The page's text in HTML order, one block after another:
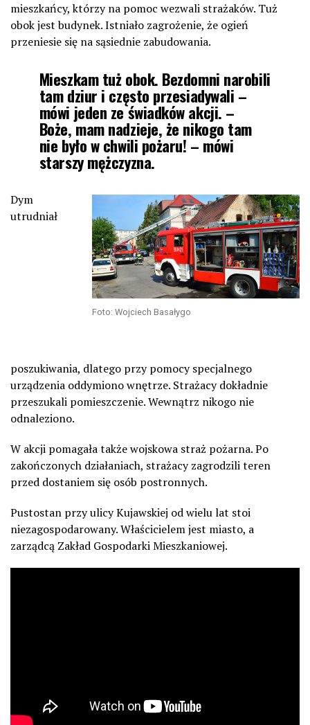
mieszkańcy, którzy na pomoc wezwali strażaków. Tuż
obok jest budynek. Istniało zagrożenie, że ogień
przeniesie się na sąsiednie zabudowania.
Mieszkam tuż obok. Bezdomni narobili
tam dziur i często przesiadywali –
mówi jeden ze świadków akcji. –
Boże, mam nadzieje, że nikogo tam
nie było w chwili pożaru! – mówi
starszy mężczyzna.
Foto: Wojciech Basałygo
Dym
utrudniał
poszukiwania, dlatego przy pomocy specjalnego
urządzenia oddymiono wnętrze. Strażacy dokładnie
przeszukali pomieszczenie. Wewnątrz nikogo nie
odnaleziono.
W akcji pomagała także wojskowa straż pożarna. Po
zakończonych działaniach, strażacy zagrodzili teren
przed dostaniem się osób postronnych.
Pustostan przy ulicy Kujawskiej od wielu lat stoi
niezagospodarowany. Właścicielem jest miasto, a
zarządcą Zakład Gospodarki Mieszkaniowej.